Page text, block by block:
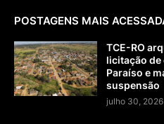
POSTAGENS MAIS
TCE-RO
licitação de
Paraíso e
suspensão
julho 30, 2026